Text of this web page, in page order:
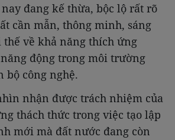
đang kế thừa, bộc lộ rất rõ
cần mẫn, thông minh, sáng
về khả năng thích ứng
động trong môi trường
bộ công nghệ.
nhận được trách nhiệm của
thách thức trong việc tạo lập
mới mà đất nước đang còn